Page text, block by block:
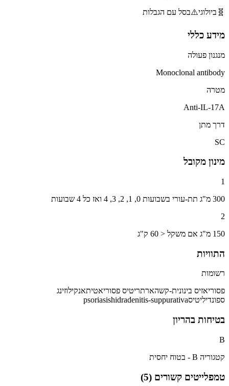
🧬 ביולוגי⚠️בסל עם הגבלות
מידע כללי
מנגנון פעולה
Monoclonal antibody
מטרה
Anti-IL-17A
דרך מתן
SC
מינון מקובל
1
300 מ"ג תת-עורי בשבועות 0, 1, 2, 3, 4 ואז כל 4 שבועות
2
150 מ"ג אם משקל < 60 ק"ג
התוויות
רשומות
פסוריאזיס בינונית-קשהארתריטיס פסוריאטיתאנקילוזינג
ספונדיליטיס
psoriasishidradenitis-suppurativa
בטיחות בהריון
B
קטגוריה B - בטוח יחסית
טמפלייטים קשורים (5
)